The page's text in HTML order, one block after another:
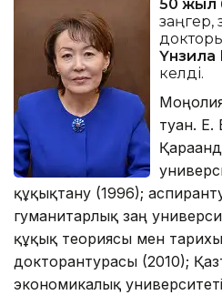
50 жыл
келді.
туған.
құқықтану (1996);
гуманитарлық заң
құқық теориясы мен
докторантурасы (2010);
экономикалық